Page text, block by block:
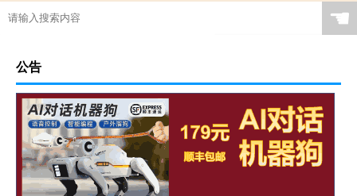
☚
公告